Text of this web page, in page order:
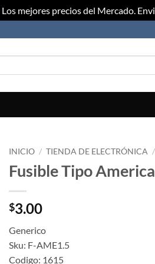
Los mejores precios del Mercado.
INICIO / TIENDA DE ELECTRÓNICA /
Fusible Tipo
$3.00
Generico
Sku: F-AME1.5
Codigo: 1615